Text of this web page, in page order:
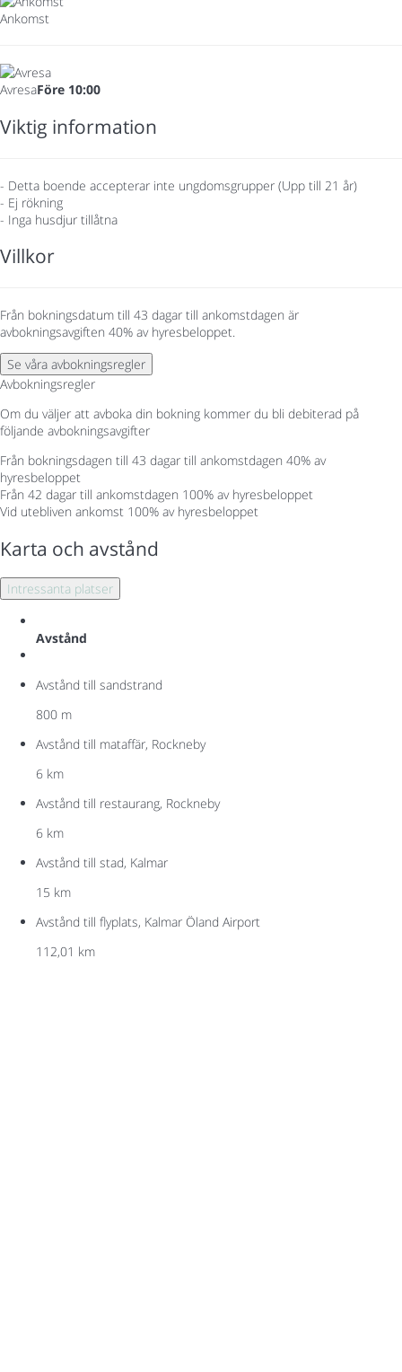
Ankomst
AvresaFöre 10:00
Viktig information
- Detta boende accepterar inte ungdomsgrupper (Upp till 21 år)
- Ej rökning
- Inga husdjur tillåtna
Villkor
Från bokningsdatum till 43 dagar till ankomstdagen är
avbokningsavgiften 40% av hyresbeloppet.
Se våra avbokningsregler
Avbokningsregler
Om du väljer att avboka din bokning kommer du bli debiterad på
följande avbokningsavgifter
Från bokningsdagen till 43 dagar till ankomstdagen 40% av
hyresbeloppet
Från 42 dagar till ankomstdagen 100% av hyresbeloppet
Vid utebliven ankomst 100% av hyresbeloppet
Karta och avstånd
Intressanta platser
Avstånd
Avstånd till sandstrand
800 m
Avstånd till mataffär, Rockneby
6 km
Avstånd till restaurang, Rockneby
6 km
Avstånd till stad, Kalmar
15 km
Avstånd till flyplats, Kalmar Öland Airport
112,01 km